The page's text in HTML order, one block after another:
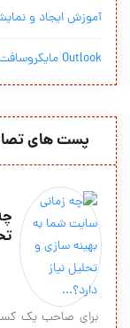
آموزش ایجاد و
Outlook مایکروسافت با Drive گوگل سازگ...
پست های
برای صاحب یک